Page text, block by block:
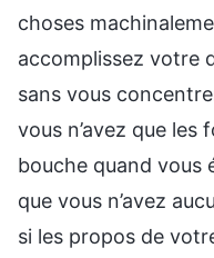
choses
accomplissez votre
sans vous
vous n’avez que les
bouche quand vous
que vous n’avez
si les propos de